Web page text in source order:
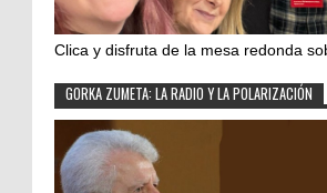
Clica y disfruta de la mesa redonda
GORKA ZUMETA: LA RADIO Y LA POLARIZACIÓN